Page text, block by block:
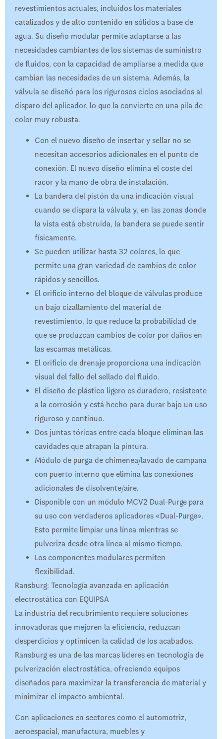
revestimientos actuales, incluidos los materiales
catalizados y de alto contenido en sólidos a base de
agua. Su diseño modular permite adaptarse a las
necesidades cambiantes de los sistemas de suministro
de fluidos, con la capacidad de ampliarse a medida que
cambian las necesidades de un sistema. Además, la
válvula se diseñó para los rigurosos ciclos asociados al
disparo del aplicador, lo que la convierte en una pila de
color muy robusta.
Con el nuevo diseño de insertar y sellar no se
necesitan accesorios adicionales en el punto de
conexión. El nuevo diseño elimina el coste del
racor y la mano de obra de instalación.
La bandera del pistón da una indicación visual
cuando se dispara la válvula y, en las zonas donde
la vista está obstruida, la bandera se puede sentir
físicamente.
Se pueden utilizar hasta 32 colores, lo que
permite una gran variedad de cambios de color
rápidos y sencillos.
El orificio interno del bloque de válvulas produce
un bajo cizallamiento del material de
revestimiento, lo que reduce la probabilidad de
que se produzcan cambios de color por daños en
las escamas metálicas.
El orificio de drenaje proporciona una indicación
visual del fallo del sellado del fluido.
El diseño de plástico ligero es duradero, resistente
a la corrosión y está hecho para durar bajo un uso
riguroso y continuo.
Dos juntas tóricas entre cada bloque eliminan las
cavidades que atrapan la pintura.
Módulo de purga de chimenea/lavado de campana
con puerto interno que elimina las conexiones
adicionales de disolvente/aire.
Disponible con un módulo MCV2 Dual-Purge para
su uso con verdaderos aplicadores «Dual-Purge».
Esto permite limpiar una línea mientras se
pulveriza desde otra línea al mismo tiempo.
Los componentes modulares permiten
flexibilidad.
Ransburg: Tecnología avanzada en aplicación
electrostática con EQUIPSA
La industria del recubrimiento requiere soluciones
innovadoras que mejoren la eficiencia, reduzcan
desperdicios y optimicen la calidad de los acabados.
Ransburg es una de las marcas líderes en tecnología de
pulverización electrostática, ofreciendo equipos
diseñados para maximizar la transferencia de material y
minimizar el impacto ambiental.
Con aplicaciones en sectores como el automotriz,
aeroespacial, manufactura, muebles y